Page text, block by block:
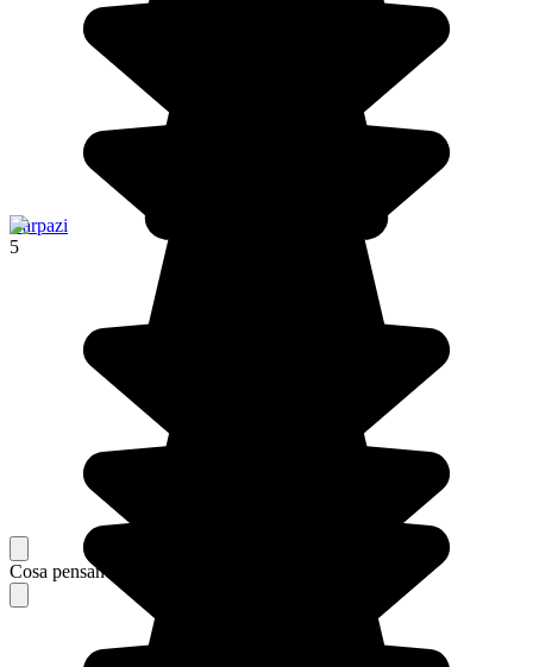
Carpazi
5
Cosa pensano i nostri viaggiatori del loro soggiorno